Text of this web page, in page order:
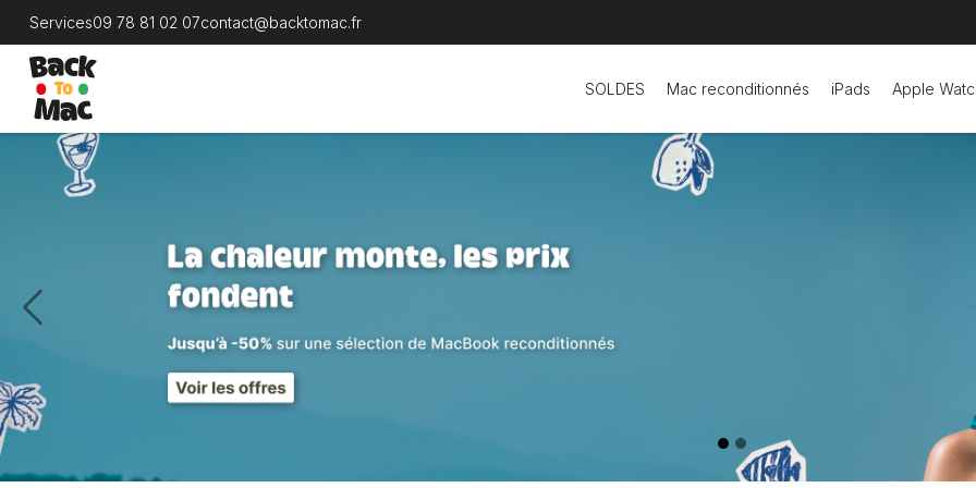
Services09 78 81 02 07contact@backtomac.fr
SOLDES Mac reconditionnés iPads Apple
Previous